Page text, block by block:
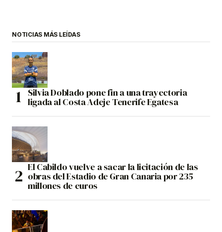
NOTICIAS MÁS LEÍDAS
Silvia Doblado pone fin a una trayectoria
ligada al Costa Adeje Tenerife Egatesa
El Cabildo vuelve a sacar la licitación de las
obras del Estadio de Gran Canaria por 235
millones de euros